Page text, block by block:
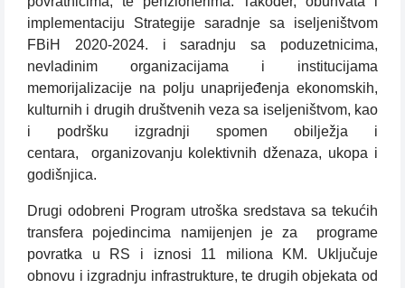
implementaciju Strategije saradnje sa iseljeništvom
FBiH 2020-2024. i saradnju sa poduzetnicima,
nevladinim organizacijama i institucijama
memorijalizacije na polju unaprijeđenja ekonomskih,
kulturnih i drugih društvenih veza sa iseljeništvom, kao
i podršku izgradnji spomen obilježja i
centara, organizovanju kolektivnih dženaza, ukopa i
godišnjica.
Drugi odobreni Program utroška sredstava sa tekućih
transfera pojedincima namijenjen je za programe
povratka u RS i iznosi 11 miliona KM. Uključuje
obnovu i izgradnju infrastrukture, te drugih objekata od